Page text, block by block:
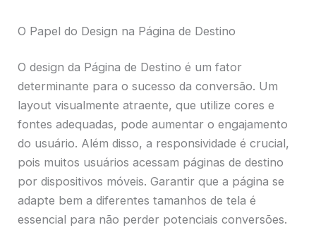
O Papel do Design na Página de Destino
O design da Página de Destino é um fator
determinante para o sucesso da conversão. Um
layout visualmente atraente, que utilize cores e
fontes adequadas, pode aumentar o engajamento
do usuário. Além disso, a responsividade é crucial,
pois muitos usuários acessam páginas de destino
por dispositivos móveis. Garantir que a página se
adapte bem a diferentes tamanhos de tela é
essencial para não perder potenciais conversões.